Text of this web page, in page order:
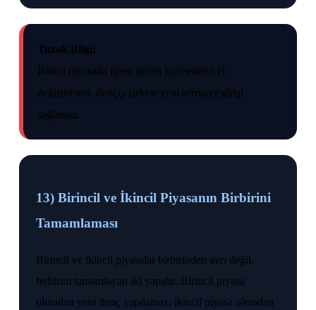
Tuzak Bilgi:
İkincil piyasada işlem gören kıymetlerin el
değiştirmesi, ihraççı şirkete yeni sermaye girişi
sağlamaz.
13) Birincil ve İkincil Piyasanın Birbirini
Tamamlaması
Birincil ve ikincil piyasalar birbirinden ayrı değil,
birbirini tamamlayan iki yapıdır. Birincil piyasa
olmadan yeni ihraç yapılamaz; ikincil piyasa olmadan